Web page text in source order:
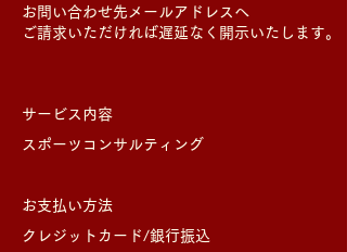
お問い合わせ先メールアドレスへ
ご請求いただければ遅延なく開示いたします。
​サービス内容
スポーツコンサルティング
お支払い方法
クレジットカード/銀行振込